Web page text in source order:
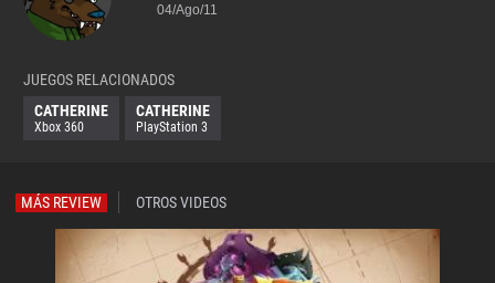
04/Ago/11
JUEGOS RELACIONADOS
CATHERINE
Xbox 360
CATHERINE
PlayStation 3
MÁS REVIEW OTROS VIDEOS